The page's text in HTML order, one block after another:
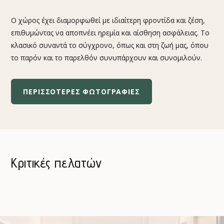
Ο χώρος έχει διαμορφωθεί με ιδιαίτερη φροντίδα και ζέση,
επιθυμώντας να αποπνέει ηρεμία και αίσθηση ασφάλειας. Το
κλασικό συναντά το σύγχρονο, όπως και στη ζωή μας, όπου
το παρόν και το παρελθόν συνυπάρχουν και συνομιλούν.
ΠΕΡΙΣΣΟΤΕΡΕΣ ΦΩΤΟΓΡΑΦΙΕΣ
Κριτικές πελατών